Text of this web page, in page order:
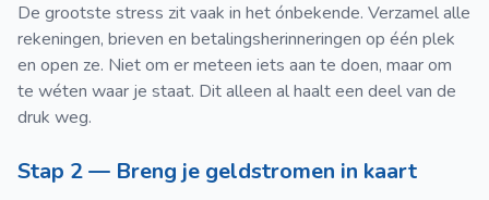
De grootste stress zit vaak in het ónbekende. Verzamel alle
rekeningen, brieven en betalingsherinneringen op één plek
en open ze. Niet om er meteen iets aan te doen, maar om
te wéten waar je staat. Dit alleen al haalt een deel van de
druk weg.
Stap 2 — Breng je geldstromen in kaart